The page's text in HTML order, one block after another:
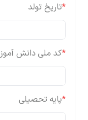
*تاریخ تولد
*کد ملی دانش آموز
*پایه تحصیلی